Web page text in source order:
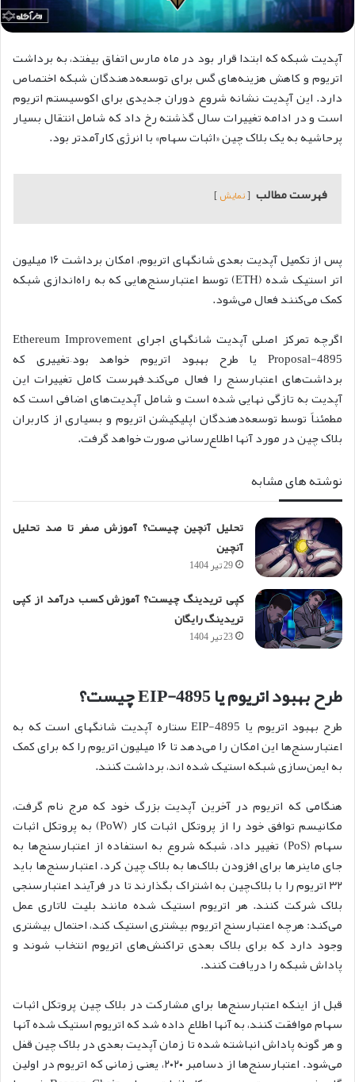
آپدیت شبکه که ابتدا قرار بود در ماه مارس اتفاق بیفتد، به برداشت
اتریوم و کاهش هزینه‌های گس برای توسعه‌دهندگان شبکه اختصاص
دارد. این آپدیت نشانه شروع دوران جدیدی برای اکوسیستم اتریوم
است و در ادامه تغییرات سال گذشته رخ داد که شامل انتقال بسیار
پرحاشیه به یک بلاک چین «اثبات سهام» با انرژی کارآمدتر بود.
فهرست مطالب نمایش
پس از تکمیل آپدیت بعدی شانگهای اتریوم، امکان برداشت ۱۶ میلیون
اتر استیک شده (ETH) توسط اعتبارسنج‌هایی که به راه‌اندازی شبکه
کمک می‌کنند فعال می‌شود.
اگرچه تمرکز اصلی آپدیت شانگهای اجرای Ethereum Improvement
Proposal-4895 یا طرح بهبود اتریوم خواهد بود–تغییری که
برداشت‌های اعتبارسنج را فعال می‌کند–فهرست کامل تغییرات این
آپدیت به تازگی نهایی شده است و شامل آپدیت‌های اضافی است که
مطمئناً توسط توسعه‌دهندگان اپلیکیشن اتریوم و بسیاری از کاربران
بلاک چین در مورد آنها اطلاع‌رسانی صورت خواهد گرفت.
نوشته های مشابه
تحلیل آنچین چیست؟ آموزش صفر تا صد تحلیل
آنچین
29 تیر 1404
کپی تریدینگ چیست؟ آموزش کسب درآمد از کپی
تریدینگ رایگان
23 تیر 1404
طرح بهبود اتریوم یا EIP-4895 چیست؟
طرح بهبود اتریوم یا EIP-4895 ستاره آپدیت شانگهای است که به
اعتبار‌سنج‌ها این امکان را می‌دهد تا ۱۶ میلیون اتریوم را که برای کمک
به ایمن‌سازی شبکه استیک شده ‌اند، برداشت کنند.
هنگامی که اتریوم در آخرین آپدیت بزرگ خود که مرج نام گرفت،
مکانیسم توافق خود را از پروتکل اثبات کار (PoW) به پروتکل اثبات
سهام (PoS) تغییر داد، شبکه شروع به استفاده از اعتبارسنج‌ها به
جای ماینرها برای افزودن بلاک‌ها به بلاک چین کرد. اعتبارسنج‌ها باید
۳۲ اتریوم را با بلاک‌چین به اشتراک بگذارند تا در فرآیند اعتبارسنجی
بلاک شرکت کنند. هر اتریوم استیک شده مانند بلیت لاتاری عمل
می‌کند: هرچه اعتبارسنج اتریوم بیشتری استیک کند، احتمال بیشتری
وجود دارد که برای بلاک بعدی تراکنش‌های اتریوم انتخاب شوند و
پاداش شبکه را دریافت کنند.
قبل از اینکه اعتبارسنج‌ها برای مشارکت در بلاک چین پروتکل اثبات
سهام موافقت کنند، به آنها اطلاع داده شد که اتریوم استیک شده آنها
و هر گونه پاداش انباشته شده تا زمان آپدیت بعدی در بلاک چین قفل
می‌شود. اعتبارسنج‌ها از دسامبر ۲۰۲۰، یعنی زمانی که اتریوم در اولین